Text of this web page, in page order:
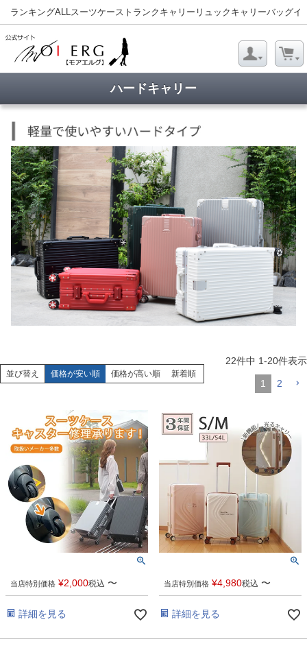
ランキングALLスーツケース トランクキャリー リュックキャリーバッグイ
ハードキャリー
並び替え 価格が安い順 価格が高い順 新着順
22件中 1-20件表示
1 2
当店特別価格 ¥2,000税込 〜
詳細を見る
当店特別価格 ¥4,980税込 〜
詳細を見る